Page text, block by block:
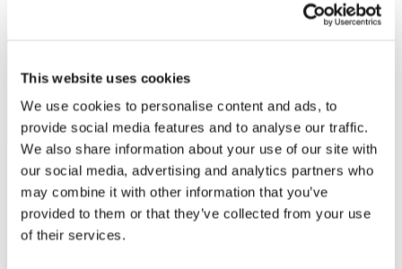
This website uses cookies
We use cookies to personalise content and ads, to
provide social media features and to analyse our traffic.
We also share information about your use of our site with
our social media, advertising and analytics partners who
may combine it with other information that you’ve
provided to them or that they’ve collected from your use
of their services.